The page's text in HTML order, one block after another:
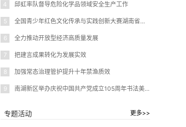
4 邱虹率队督导危险化学品领域安全生产工作
5 全国青少年红色文化传承与实践创新大赛湖南省赛在岳阳圆满闭幕
6 全力推动开放型经济高质量发展
7 把建言成果转化为发展实效
8 加强常态治理管护提升十年禁渔质效
9 南湖新区举办庆祝中国共产党成立105周年书法美术作品展
专题活动 更多>>